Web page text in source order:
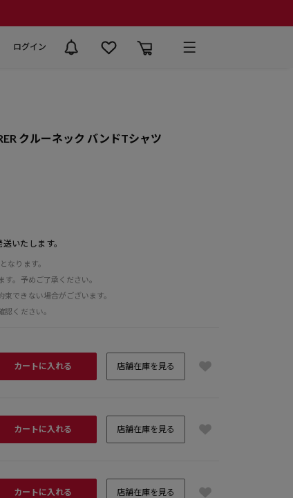
ログイン
クルーネック バンドTシャツ
いたします。
なります。
。予めご了承ください。
できない場合がございます。
認ください。
カートに入れる 店舗在庫を見る
カートに入れる 店舗在庫を見る
カートに入れる 店舗在庫を見る